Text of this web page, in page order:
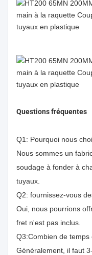
Questions fréquentes
Q1: Pourquoi nous
Nous sommes un
soudage à fonder à
tuyaux.
Q2: fournissez-vous
Oui, nous pourrions
fret n'est pas inclus.
Q3:Combien de
Généralement, il faut